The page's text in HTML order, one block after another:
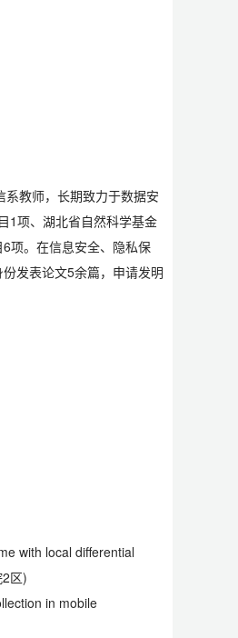
系教师，长期致力于数据安
1项、湖北省自然科学基金
项。在信息安全、隐私保
发表论文5余篇，申请发明
with local differential
区)
in mobile